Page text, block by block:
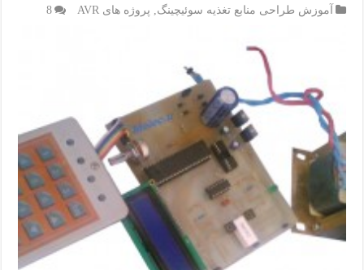
آموزش طراحی منابع تغذیه سوئیچینگ پروژه های AVR 8